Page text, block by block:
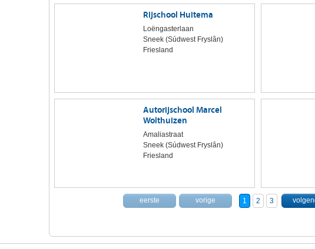
Rijschool Huitema
Loëngasterlaan
Sneek (Súdwest Fryslân)
Friesland
Autorijschool Marcel
Wolthuizen
Amaliastraat
Sneek (Súdwest Fryslân)
Friesland
eerste vorige 1 2 3